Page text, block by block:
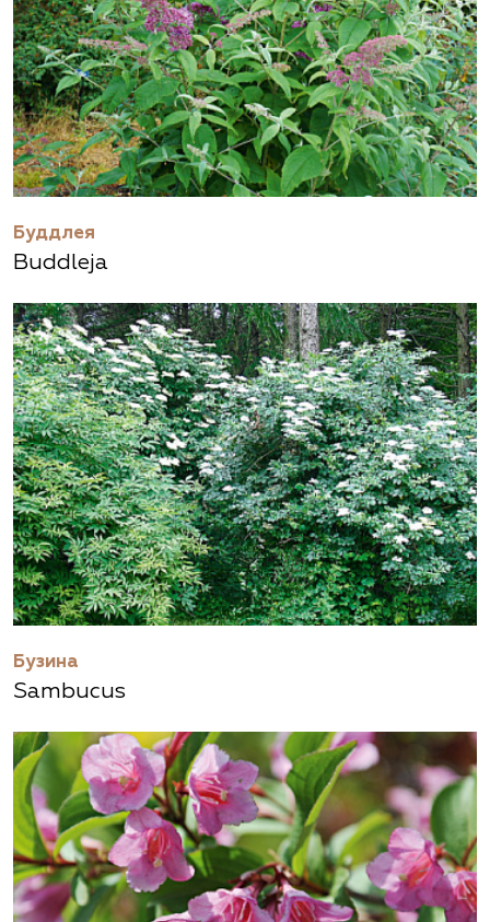
Буддлея
Buddleja
Бузина
Sambucus